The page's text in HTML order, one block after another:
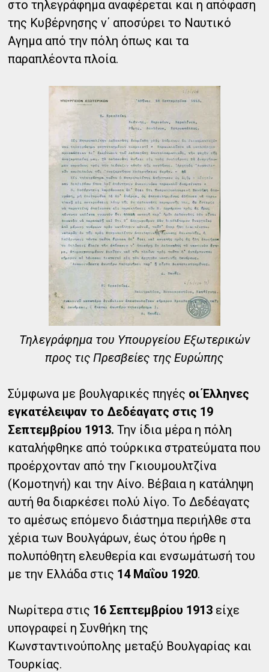
στο τηλεγράφημα αναφέρεται και η απόφαση
της Κυβέρνησης ν΄ αποσύρει το Ναυτικό
Αγημα από την πόλη όπως και τα
παραπλέοντα πλοία.
Τηλεγράφημα του Υπουργείου Εξωτερικών
προς τις Πρεσβείες της Ευρώπης
Σύμφωνα με βουλγαρικές πηγές οι Έλληνες
εγκατέλειψαν το Δεδέαγατς στις 19
Σεπτεμβρίου 1913. Την ίδια μέρα η πόλη
καταλήφθηκε από τούρκικα στρατεύματα που
προέρχονταν από την Γκιουμουλτζίνα
(Κομοτηνή) και την Αίνο. Βέβαια η κατάληψη
αυτή θα διαρκέσει πολύ λίγο. Το Δεδέαγατς
το αμέσως επόμενο διάστημα περιήλθε στα
χέρια των Βουλγάρων, έως ότου ήρθε η
πολυπόθητη ελευθερία και ενσωμάτωσή του
με την Ελλάδα στις 14 Μαΐου 1920.
Νωρίτερα στις 16 Σεπτεμβρίου 1913 είχε
υπογραφεί η Συνθήκη της
Κωνσταντινούπολης μεταξύ Βουλγαρίας και
Τουρκίας.